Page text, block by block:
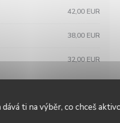
ti na výběr, co chceš
42,00 EUR
38,00 EUR
32,00 EUR
15,00 EUR
pousses. 15,00 EUR